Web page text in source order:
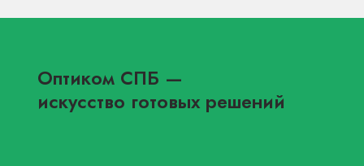
Оптиком СПБ —
искусство готовых решений